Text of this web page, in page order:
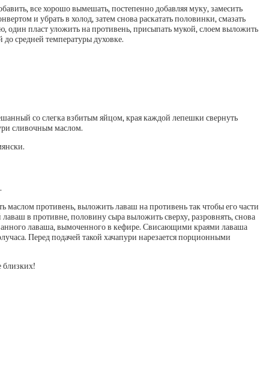
все хорошо вымешать, постепенно добавляя муку, замесить
и убрать в холод, затем снова раскатать половинки, смазать
один пласт уложить на противень, присыпать мукой, слоем выложить
средней температуры духовке.
со слегка взбитым яйцом, края каждой лепешки свернуть
сливочным маслом.
маслом противень, выложить лаваш на противень так чтобы его части
в противне, половину сыра выложить сверху, разровнять, снова
лаваша, вымоченного в кефире. Свисающими краями лаваша
Перед подачей такой хачапури нарезается порционными
близких!